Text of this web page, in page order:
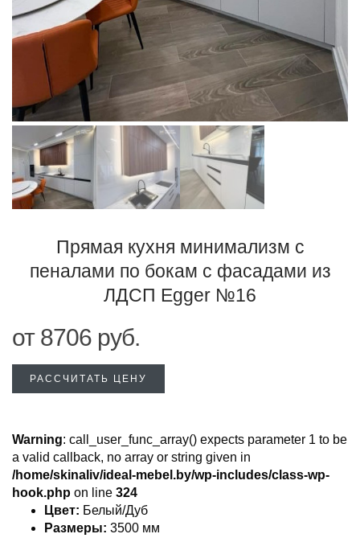
Прямая кухня минимализм с
пеналами по бокам с фасадами из
ЛДСП Egger №16
от 8706 руб.
РАССЧИТАТЬ ЦЕНУ
Warning: call_user_func_array() expects parameter 1 to be
a valid callback, no array or string given in
/home/skinaliv/ideal-mebel.by/wp-includes/class-wp-
hook.php on line 324
Цвет: Белый/Дуб
Размеры: 3500 мм